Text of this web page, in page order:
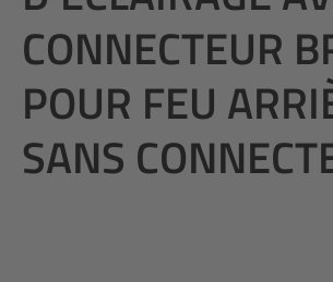
CONNECTEUR
POUR FEU
SANS